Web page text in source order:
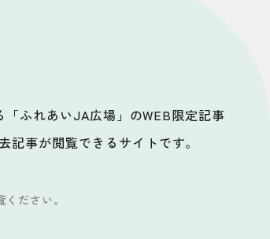
ふれあいJA広場」のWEB限定記事
事が閲覧できるサイトです。
ください。